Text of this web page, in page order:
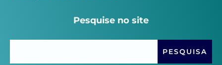
Pesquise no site